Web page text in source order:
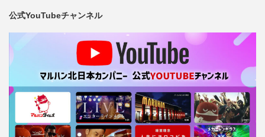
公式YouTubeチャンネル